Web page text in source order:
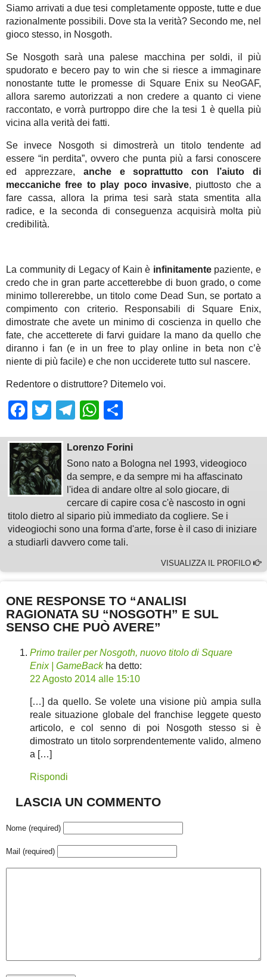
Siamo arrivati a due tesi completamente opposte, tutte e due
razionalmente possibili. Dove sta la verità? Secondo me, nel
gioco stesso, in Nosgoth.
Se Nosgoth sarà una palese macchina per soldi, il più
spudorato e becero pay to win che si riesce a immaginare
nonostante tutte le promesse di Square Enix su NeoGAF,
allora saremo autorizzati a non credere a quanto ci viene
raccontato, e vorrà purtroppo dire che la tesi 1 è quella più
vicina alla verità dei fatti.
Se invece Nosgoth si dimostrerà un titolo tendente ad
essere “in perdita”, ovvero che punta più a farsi conoscere
ed apprezzare, anche e soprattutto con l’aiuto di
meccaniche free to play poco invasive, piuttosto che a
fare cassa, allora la prima tesi sarà stata smentita alla
radice, e la seconda di conseguenza acquisirà molta più
credibilità.
La community di Legacy of Kain è infinitamentepaziente, e
credo che in gran parte accetterebbe di buon grado, o come
minimo tollererebbe, un titolo come Dead Sun, se portato a
compimento con criterio. Responsabili di Square Enix,
dimostrate che avete un minimo di coscienza in quello che
fate, che accetterete di farvi guidare la mano da quello che
diranno i fan (e in un free to play online in beta non c’è
niente di più facile) e che non ucciderete tutto sul nascere.
Redentore o distruttore? Ditemelo voi.
Facebook
TwitterTelegram
WhatsApp
Lorenzo Forini
Sono nato a Bologna nel 1993, videogioco
da sempre, e da sempre mi ha affascinato
l'idea di andare oltre al solo giocare, di
cercare di capire cosa c'è nascosto in ogni
titolo dietro al sipario più immediato da cogliere. Se i
videogiochi sono una forma d'arte, forse è il caso di iniziare
a studiarli davvero come tali.
VISUALIZZA IL PROFILO
ONE RESPONSE TO “ANALISI
RAGIONATA SU “NOSGOTH” E SUL
SENSO CHE PUÒ AVERE”
Primo trailer per Nosgoth, nuovo titolo di Square
Enix | GameBack ha detto:
22 Agosto 2014 alle 15:10
[…] da quello. Se volete una visione più ampia sulla
reale situazione globale del franchise leggete questo
articolo, e col senno di poi Nosgoth stesso si è
dimostrato un titolo sorprendentemente valido, almeno
a […]
Rispondi
LASCIA UN COMMENTO
Nome (required)
Mail (required)